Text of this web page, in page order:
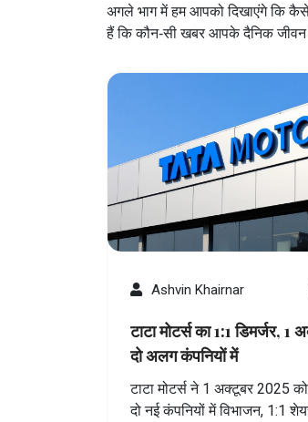
अगले भाग में हम आपको दिखाएंगे कि कैसे
हैं कि कौन‑सी खबर आपके दैनिक
Ashvin Khairnar
टाटा मोटर्स का 1:1 डिमर्जर,
दो अलग कंपनियों में
टाटा मोटर्स ने 1 अक्टूबर 2025 को
दो नई कंपनियों में विभाजन, 1:1